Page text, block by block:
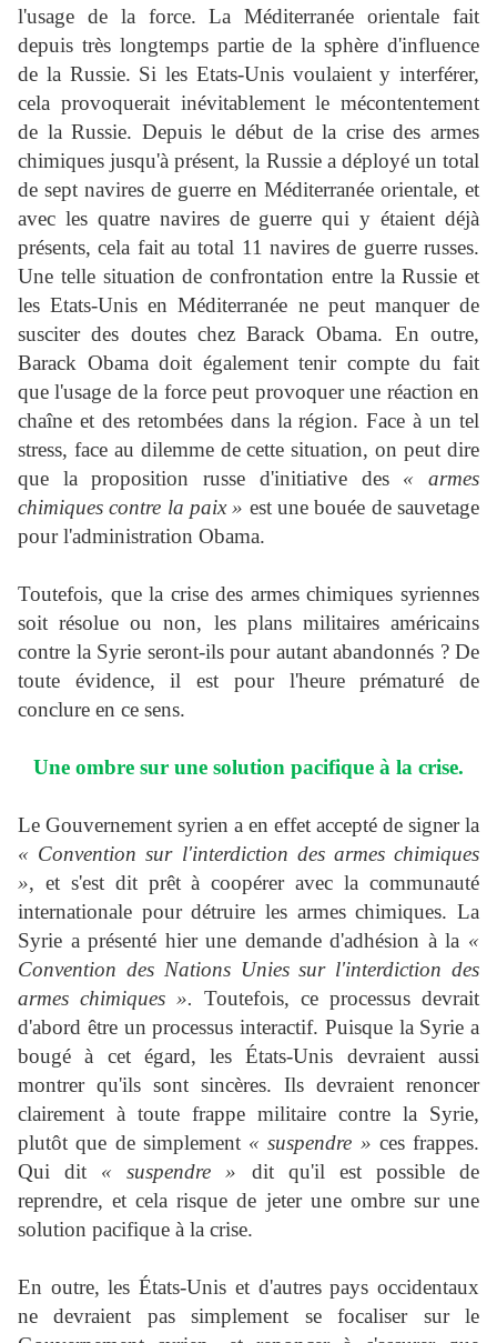
l'usage de la force. La Méditerranée orientale fait
depuis très longtemps partie de la sphère d'influence
de la Russie. Si les Etats-Unis voulaient y interférer,
cela provoquerait inévitablement le mécontentement
de la Russie. Depuis le début de la crise des armes
chimiques jusqu'à présent, la Russie a déployé un total
de sept navires de guerre en Méditerranée orientale, et
avec les quatre navires de guerre qui y étaient déjà
présents, cela fait au total 11 navires de guerre russes.
Une telle situation de confrontation entre la Russie et
les Etats-Unis en Méditerranée ne peut manquer de
susciter des doutes chez Barack Obama. En outre,
Barack Obama doit également tenir compte du fait
que l'usage de la force peut provoquer une réaction en
chaîne et des retombées dans la région. Face à un tel
stress, face au dilemme de cette situation, on peut dire
que la proposition russe d'initiative des « armes
chimiques contre la paix » est une bouée de sauvetage
pour l'administration Obama.
Toutefois, que la crise des armes chimiques syriennes
soit résolue ou non, les plans militaires américains
contre la Syrie seront-ils pour autant abandonnés ? De
toute évidence, il est pour l'heure prématuré de
conclure en ce sens.
Une ombre sur une solution pacifique à la crise.
Le Gouvernement syrien a en effet accepté de signer la
« Convention sur l'interdiction des armes chimiques
», et s'est dit prêt à coopérer avec la communauté
internationale pour détruire les armes chimiques. La
Syrie a présenté hier une demande d'adhésion à la «
Convention des Nations Unies sur l'interdiction des
armes chimiques ». Toutefois, ce processus devrait
d'abord être un processus interactif. Puisque la Syrie a
bougé à cet égard, les États-Unis devraient aussi
montrer qu'ils sont sincères. Ils devraient renoncer
clairement à toute frappe militaire contre la Syrie,
plutôt que de simplement « suspendre » ces frappes.
Qui dit « suspendre » dit qu'il est possible de
reprendre, et cela risque de jeter une ombre sur une
solution pacifique à la crise.
En outre, les États-Unis et d'autres pays occidentaux
ne devraient pas simplement se focaliser sur le